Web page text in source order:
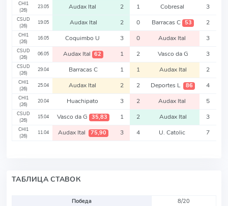
CHI1
(26)
23.05 Audax Ital 2 1 Cobresal 3
CSUD
(26)
19.05 Audax Ital 2 0 Barracas C 53 2
CHI1
(26)
16.05 Coquimbo U 3 0 Audax Ital 3
CSUD
(26)
06.05 Audax Ital 62 1 2 Vasco da G 3
CSUD
(26)
29.04 Barracas C 1 1 Audax Ital 2
CHI1
(26)
25.04 Audax Ital 2 2 Deportes L 86 4
CHI1
(26)
20.04 Huachipato 3 2 Audax Ital 5
CSUD
(26)
15.04 Vasco da G 35,83 1 2 Audax Ital 3
CHI1
(26)
11.04 Audax Ital 75,90 3 4 U. Catolic 7
ТАБЛИЦА СТАВОК
Победа
8/20